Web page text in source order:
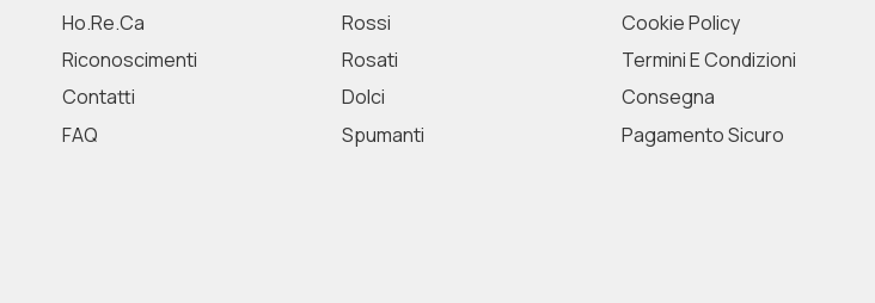
Ho.Re.Ca
Riconoscimenti
Contatti
FAQ
Rossi
Rosati
Dolci
Spumanti
Cookie Policy
Termini E Condizioni
Consegna
Pagamento Sicuro